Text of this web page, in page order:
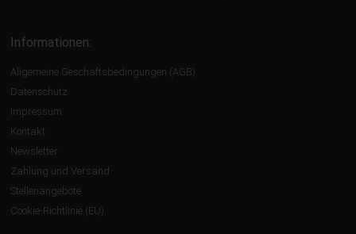
Informationen:
Allgemeine Geschäftsbedingungen (AGB)
Datenschutz
Impressum
Kontakt
Newsletter
Zahlung und Versand
Stellenangebote
Cookie-Richtlinie (EU)